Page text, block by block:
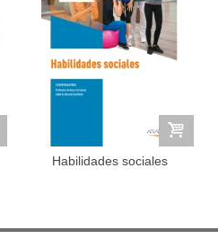
Habilidades sociales